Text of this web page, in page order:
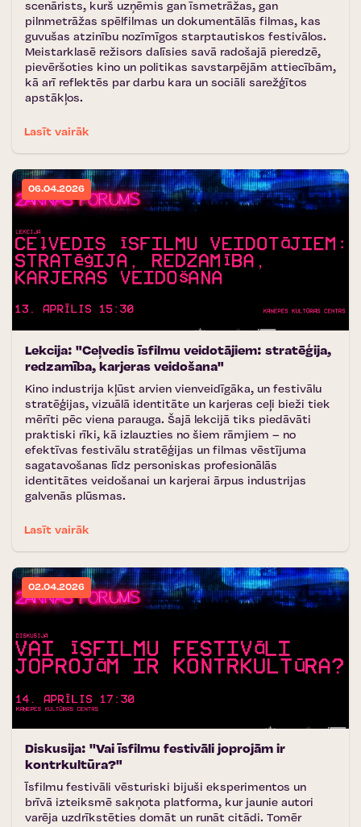
scenārists, kurš uzņēmis gan īsmetrāžas, gan
pilnmetrāžas spēlfilmas un dokumentālās filmas, kas
guvušas atzinību nozīmīgos starptautiskos festivālos.
Meistarklasē režisors dalīsies savā radošajā pieredzē,
pievēršoties kino un politikas savstarpējām attiecībām,
kā arī reflektēs par darbu kara un sociāli sarežģītos
apstākļos.
Lasīt vairāk
06.04.2026
Lekcija: "Ceļvedis īsfilmu veidotājiem: stratēģija,
redzamība, karjeras veidošana"
Kino industrija kļūst arvien vienveidīgāka, un festivālu
stratēģijas, vizuālā identitāte un karjeras ceļi bieži tiek
mērīti pēc viena parauga. Šajā lekcijā tiks piedāvāti
praktiski rīki, kā izlauzties no šiem rāmjiem – no
efektīvas festivālu stratēģijas un filmas vēstījuma
sagatavošanas līdz personiskas profesionālās
identitātes veidošanai un karjerai ārpus industrijas
galvenās plūsmas.
Lasīt vairāk
02.04.2026
Diskusija: ''Vai īsfilmu festivāli joprojām ir
kontrkultūra?"
Īsfilmu festivāli vēsturiski bijuši eksperimentos un
brīvā izteiksmē sakņota platforma, kur jaunie autori
varēja uzdrīkstēties domāt un runāt citādi. Tomēr